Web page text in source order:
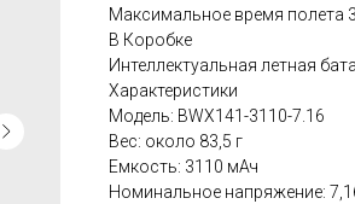
Максимальное время полета
В Коробке
Интеллектуальная летная
Характеристики
Модель: BWX141-3110-7.16
Вес: около 83,5 г
Емкость: 3110 мАч
Номинальное напряжение: